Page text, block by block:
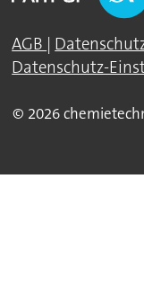
AGB |
Datenschutz-
© 2026